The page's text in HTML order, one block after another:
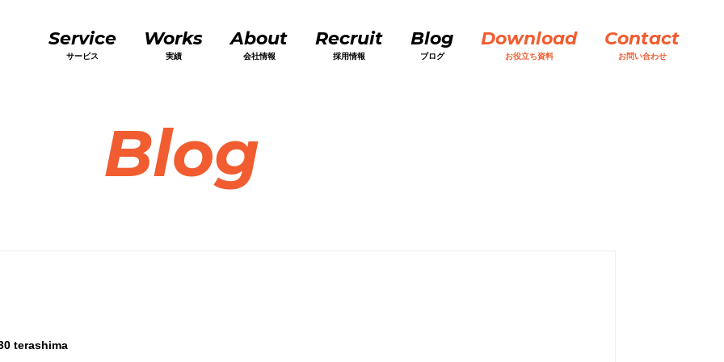
Service
サービス
Works
実績
About
会社情報
Recruit
採用情報
Blog
ブログ
Download
お役立ち資料
Contact
お問い合わせ
Blog
terashima